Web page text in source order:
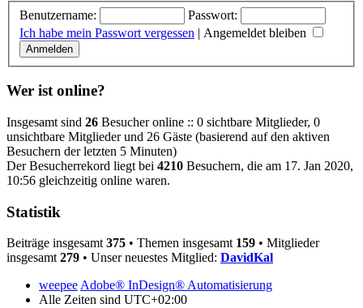
Benutzername:
Passwort:
Ich habe mein Passwort vergessen | Angemeldet bleiben
Wer ist online?
Insgesamt sind 26 Besucher online :: 0 sichtbare Mitglieder, 0
unsichtbare Mitglieder und 26 Gäste (basierend auf den aktiven
Besuchern der letzten 5 Minuten)
Der Besucherrekord liegt bei 4210 Besuchern, die am 17. Jan 2020,
10:56 gleichzeitig online waren.
Statistik
Beiträge insgesamt 375 • Themen insgesamt 159 • Mitglieder
insgesamt 279 • Unser neuestes Mitglied: DavidKal
weepee Adobe® InDesign® Automatisierung
Alle Zeiten sind UTC+02:00